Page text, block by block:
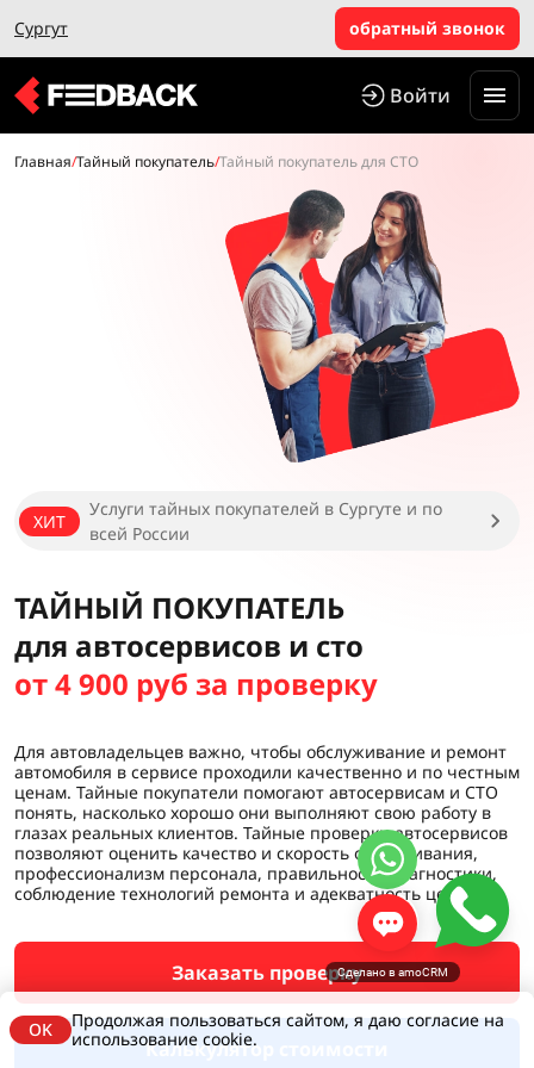
Сургут обратный звонок
Войти
Главная/Тайный покупатель/Тайный покупатель для СТО
ХИТ
Услуги тайных покупателей в Сургуте и по
всей России
ТАЙНЫЙ ПОКУПАТЕЛЬ
для автосервисов и сто
от 4 900 руб за проверку
Для автовладельцев важно, чтобы обслуживание и ремонт
автомобиля в сервисе проходили качественно и по честным
ценам. Тайные покупатели помогают автосервисам и СТО
понять, насколько хорошо они выполняют свою работу в
глазах реальных клиентов. Тайные проверки автосервисов
позволяют оценить качество и скорость обслуживания,
профессионализм персонала, правильность диагностики,
соблюдение технологий ремонта и адекватность цен.
Заказать проверку
Калькулятор стоимости
OK
Продолжая пользоваться сайтом, я даю согласие на
использование cookie.
Сделано в amoCRM